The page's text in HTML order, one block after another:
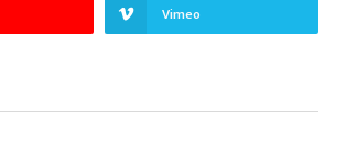
Vimeo